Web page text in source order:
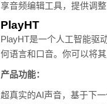
享音频编辑工具，提供调
PlayHT
PlayHT是一个人工智能驱
何语言和口音。你可以将
产品功能：
超真实的AI声音，基于下